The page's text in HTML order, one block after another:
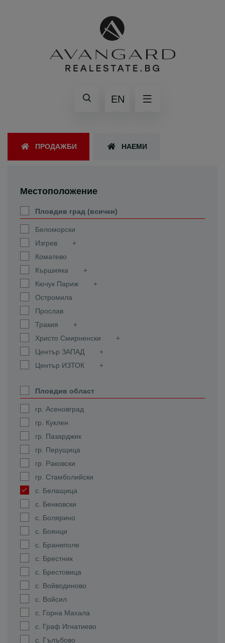
EN
ПРОДАЖБИ НАЕМИ
Местоположение
Пловдив град (всички)
Беломорски
Изгрев
Коматево
Кършияка
Кючук Париж
Остромила
Прослав
Тракия
Христо Смирненски
Център ЗАПАД
Център ИЗТОК
Пловдив област
гр. Асеновград
гр. Куклен
гр. Пазарджик
гр. Перущица
гр. Раковски
гр. Стамболийски
с. Белащица
с. Бенковски
с. Болярино
с. Боянци
с. Браниполе
с. Брестник
с. Брестовица
с. Войводиново
с. Войсил
с. Горна Махала
с. Граф Игнатиево
с. Гълъбово